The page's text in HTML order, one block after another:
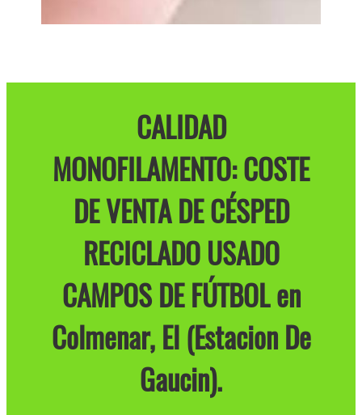
CALIDAD
MONOFILAMENTO: COSTE
DE VENTA DE CÉSPED
RECICLADO USADO
CAMPOS DE FÚTBOL en
Colmenar, El (Estacion De
Gaucin).